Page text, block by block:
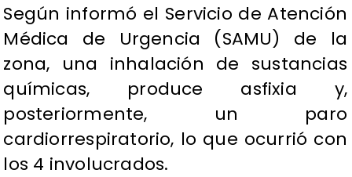
Según informó el Servicio de Atención
Médica de Urgencia (SAMU) de la
zona, una inhalación de sustancias
químicas, produce asfixia y,
posteriormente, un paro
cardiorrespiratorio, lo que ocurrió con
los 4 involucrados.